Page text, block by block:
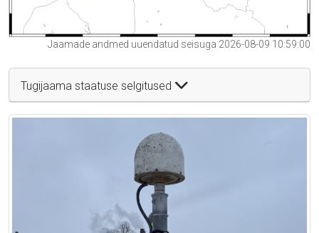
Jaamade andmed uuendatud seisuga 2026-08-09 10:59:00
Tugijaama staatuse selgitused